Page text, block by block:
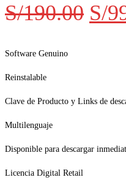
S/190.00 S/
Software Genuino
Reinstalable
Clave de Producto y Links de
Multilenguaje
Disponible para descargar
Licencia Digital Retail